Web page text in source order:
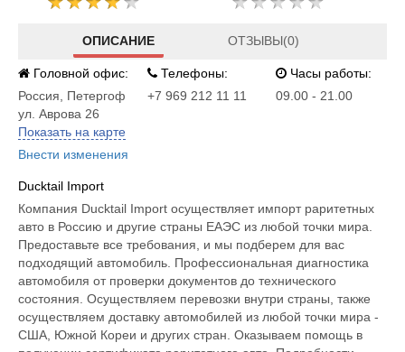
ОПИСАНИЕ ОТЗЫВЫ(0)
Головной офис:
Россия
Петергоф
ул. Аврова 26
Показать на карте
Внести изменения
Телефоны:
+7 969 212 11 11
Часы работы:
09.00 - 21.00
Ducktail Import
Компания Ducktail Import осуществляет импорт раритетных
авто в Россию и другие страны ЕАЭС из любой точки мира.
Предоставьте все требования, и мы подберем для вас
подходящий автомобиль. Профессиональная диагностика
автомобиля от проверки документов до технического
состояния. Осуществляем перевозки внутри страны, также
осуществляем доставку автомобилей из любой точки мира -
США, Южной Кореи и других стран. Оказываем помощь в